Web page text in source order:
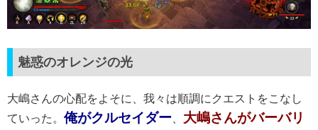
魅惑のオレンジの光
大嶋さんの心配をよそに、我々は順調にクエストをこなし
ていった。 俺がクルセイダー
大嶋さんがバーバリ